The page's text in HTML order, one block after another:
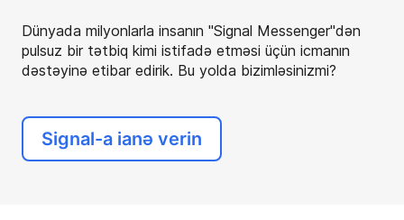
Dünyada milyonlarla insanın "Signal Messenger"dən
pulsuz bir tətbiq kimi istifadə etməsi üçün icmanın
dəstəyinə etibar edirik. Bu yolda bizimləsinizmi?
Signal-a ianə verin